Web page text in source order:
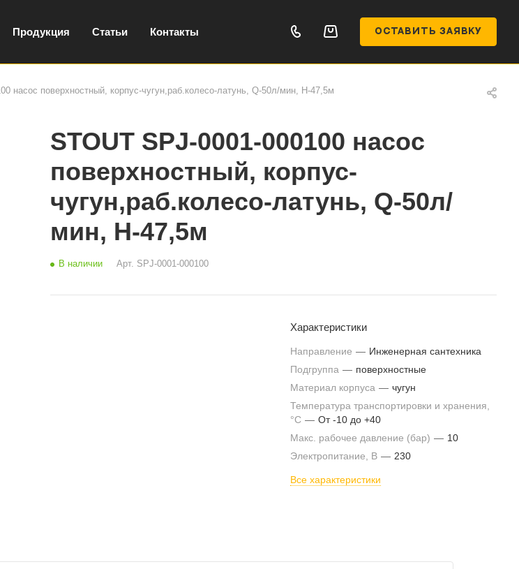
Продукция Статьи Контакты ОСТАВИТЬ ЗАЯВКУ
насос поверхностный, корпус-чугун,раб.колесо-латунь, Q-50л/мин, H-47,5м
STOUT SPJ-0001-000100 насос
поверхностный, корпус-
чугун,раб.колесо-латунь, Q-50л/
мин, H-47,5м
В наличии Арт. SPJ-0001-000100
Характеристики
Направление — Инженерная сантехника
Подгруппа — поверхностные
Материал корпуса — чугун
Температура транспортировки и хранения,
°С — От -10 до +40
Макс. рабочее давление (бар) — 10
Электропитание, В — 230
Все характеристики